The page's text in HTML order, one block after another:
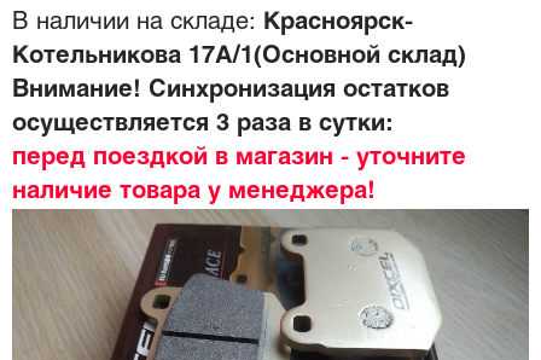
В наличии на складе:
Красноярск-
Котельникова 17А/1(Основной склад)
Внимание! Синхронизация остатков
осуществляется 3 раза в сутки:
перед поездкой в магазин - уточните
наличие товара у менеджера!